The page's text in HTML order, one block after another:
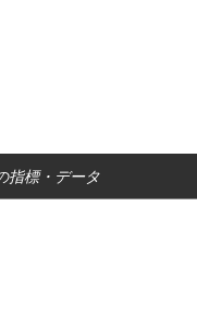
指標・データ